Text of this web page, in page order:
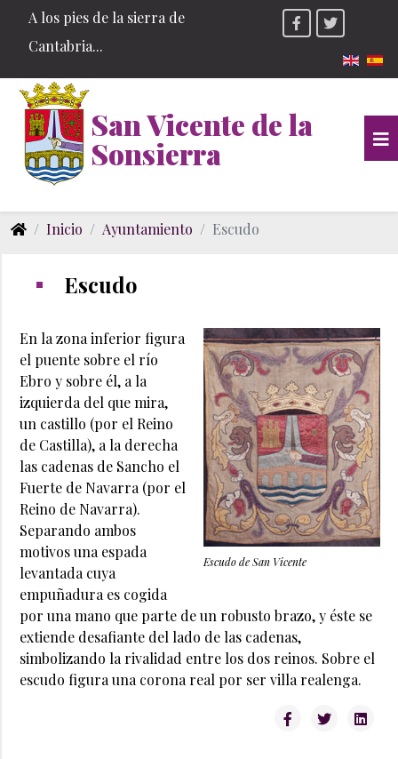
A los pies de la sierra de
Cantabria...
San Vicente de la
Sonsierra
Inicio Ayuntamiento Escudo
Escudo
Escudo de San Vicente
En la zona inferior figura
el puente sobre el río
Ebro y sobre él, a la
izquierda del que mira,
un castillo (por el Reino
de Castilla), a la derecha
las cadenas de Sancho el
Fuerte de Navarra (por el
Reino de Navarra).
Separando ambos
motivos una espada
levantada cuya
empuñadura es cogida
por una mano que parte de un robusto brazo, y éste se
extiende desafiante del lado de las cadenas,
simbolizando la rivalidad entre los dos reinos. Sobre el
escudo figura una corona real por ser villa realenga.